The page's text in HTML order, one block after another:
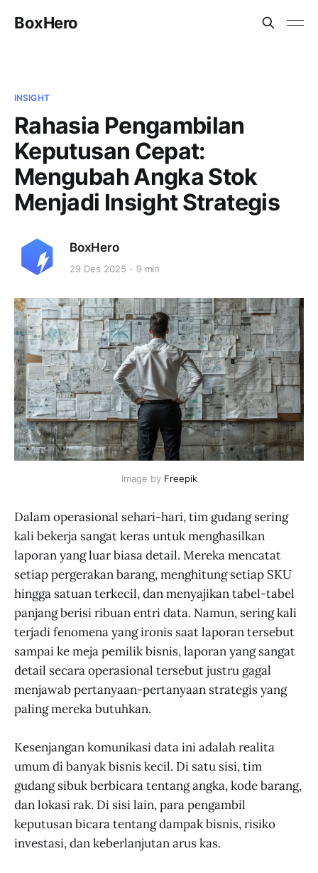
BoxHero
INSIGHT
Rahasia Pengambilan
Keputusan Cepat:
Mengubah Angka Stok
Menjadi Insight Strategis
BoxHero
29 Des 2025 9 min
Image by Freepik
Dalam operasional sehari-hari, tim gudang sering
kali bekerja sangat keras untuk menghasilkan
laporan yang luar biasa detail. Mereka mencatat
setiap pergerakan barang, menghitung setiap SKU
hingga satuan terkecil, dan menyajikan tabel-tabel
panjang berisi ribuan entri data. Namun, sering kali
terjadi fenomena yang ironis saat laporan tersebut
sampai ke meja pemilik bisnis, laporan yang sangat
detail secara operasional tersebut justru gagal
menjawab pertanyaan-pertanyaan strategis yang
paling mereka butuhkan.
Kesenjangan komunikasi data ini adalah realita
umum di banyak bisnis kecil. Di satu sisi, tim
gudang sibuk berbicara tentang angka, kode barang,
dan lokasi rak. Di sisi lain, para pengambil
keputusan bicara tentang dampak bisnis, risiko
investasi, dan keberlanjutan arus kas.